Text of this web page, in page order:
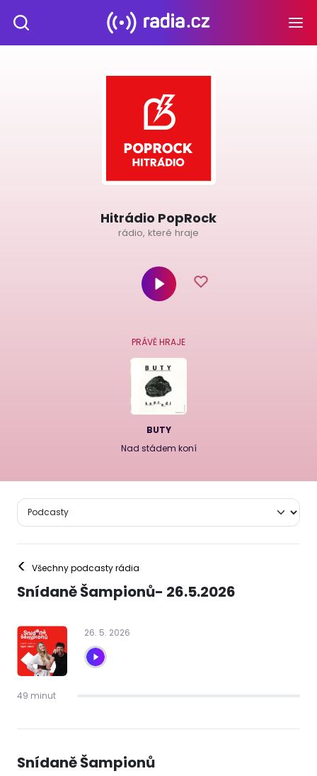
Hitrádio PopRock
rádio, které hraje
PRÁVĚ HRAJE
BUTY
Nad stádem koní
< Všechny podcasty rádia
Snídaně Šampionů- 26.5.2026
26. 5. 2026
49 minut
Snídaně Šampionů